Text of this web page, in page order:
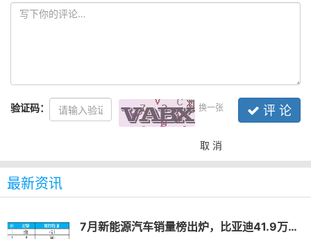
验证码： 换一张 评 论
取 消
最新资讯
7月新能源汽车销量榜出炉，比亚迪41.9万辆稳居榜首